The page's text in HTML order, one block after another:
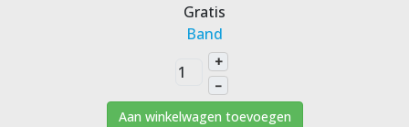
Gratis
Band
+
–
Aan winkelwagen toevoegen